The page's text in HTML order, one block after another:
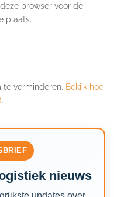
browser voor de
plaats.
te verminderen. Bekijk hoe
.
nieuws